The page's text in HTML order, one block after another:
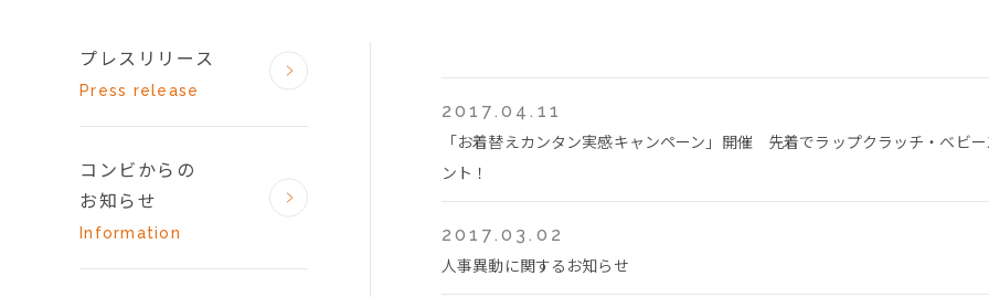
2017.04.11
「お着替えカンタン実感キャンペーン」開催 先着でラップクラッチ・ベビ
ント！
2017.03.02
人事異動に関するお知らせ
プレスリリース
Press release
コンビからの
お知らせ
Information